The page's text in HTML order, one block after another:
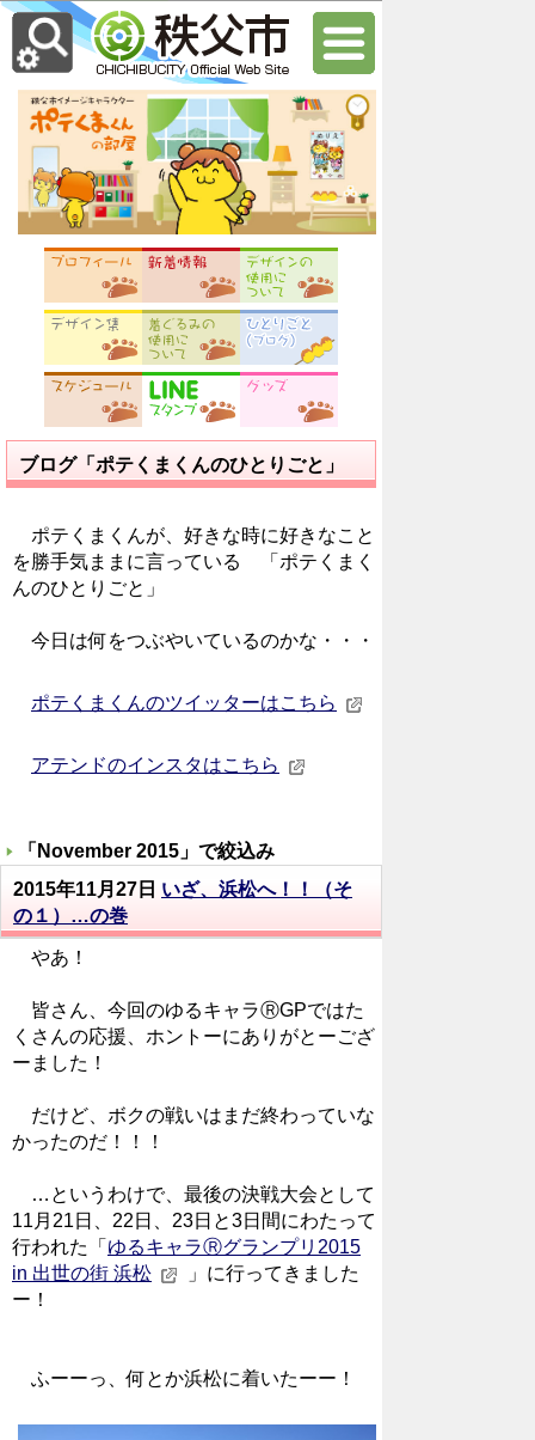
ブログ「ポテくまくんのひとりごと」
ポテくまくんが、好きな時に好きなこと
を勝手気ままに言っている 「ポテくまく
んのひとりごと」
今日は何をつぶやいているのかな・・・
ポテくまくんのツイッターはこちら
アテンドのインスタはこちら
「 November 2015 」で絞込み
2015年11月27日 いざ、浜松へ！！（そ
の１）…の巻
やあ！
皆さん、今回のゆるキャラⓇGPではた
くさんの応援、ホントーにありがとーござ
ーました！
だけど、ボクの戦いはまだ終わっていな
かったのだ！！！
…というわけで、最後の決戦大会として
11月21日、22日、23日と3日間にわたって
行われた「 ゆるキャラⓇグランプリ2015
in 出世の街 浜松
」に行ってきました
ー！
ふーーっ、何とか浜松に着いたーー！